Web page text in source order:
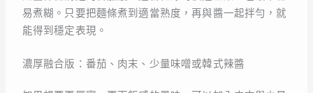
易煮糊。只要把麵條煮到適當熟度，再與醬一起拌勻，就
能得到穩定表現。
濃厚融合版：番茄、肉末、少量味噌或韓式辣醬